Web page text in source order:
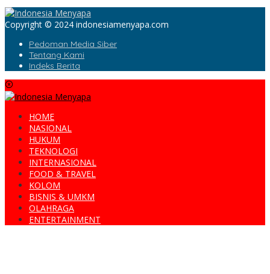
Copyright © 2024 indonesiamenyapa.com
Pedoman Media Siber
Tentang Kami
Indeks Berita
HOME
NASIONAL
HUKUM
TEKNOLOGI
INTERNASIONAL
FOOD & TRAVEL
KOLOM
BISNIS & UMKM
OLAHRAGA
ENTERTAINMENT